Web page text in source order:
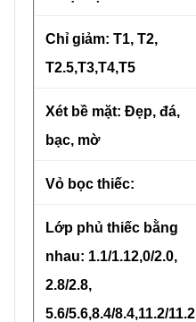
Chỉ giảm: T1, T2,
T2.5,T3,T4,T5
Xét bề mặt: Đẹp, đá,
bạc, mờ
Vỏ bọc thiếc:
Lớp phủ thiếc bằng
nhau: 1.1/1.12,0/2.0,
2.8/2.8,
5.6/5.6,8.4/8.4,11.2/11.2